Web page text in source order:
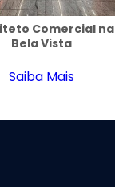
Comercial na
Bela Vista
Saiba Mais